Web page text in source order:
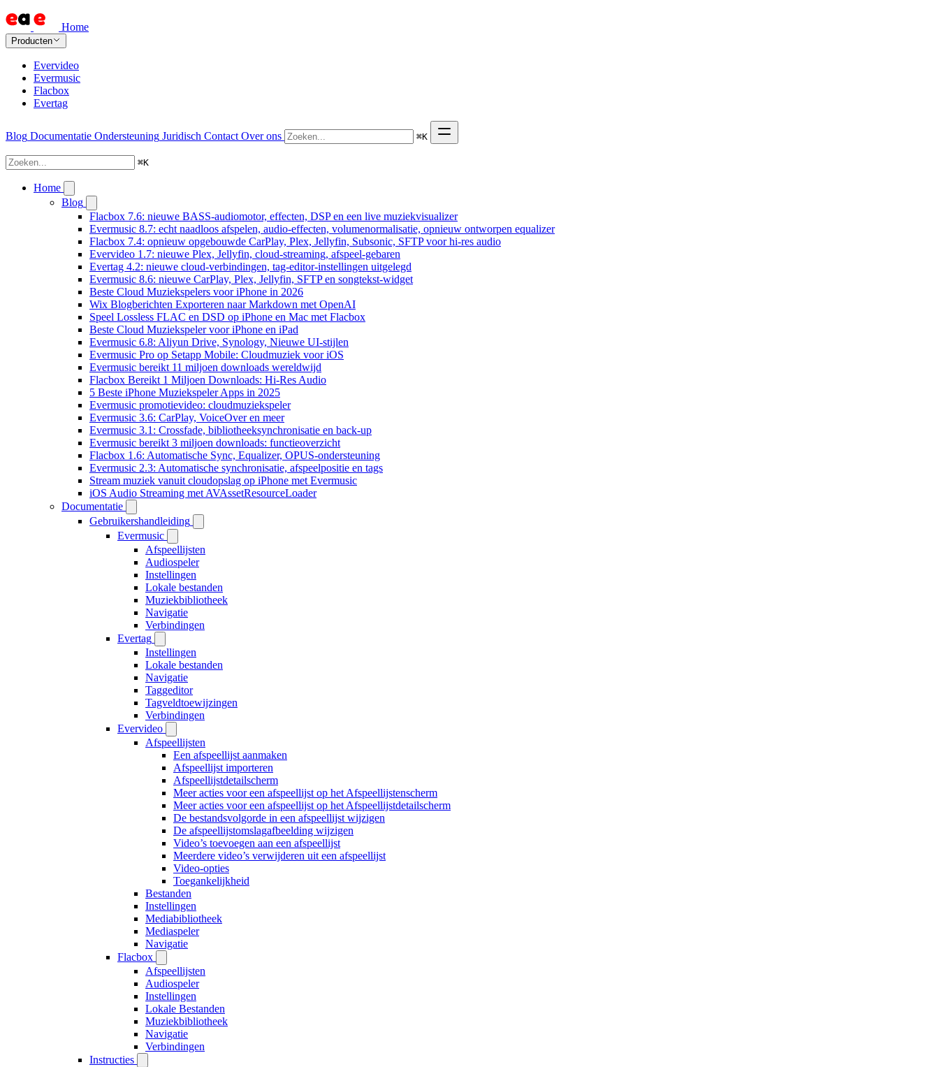
Home
Producten
Evervideo
Evermusic
Flacbox
Evertag
Blog Documentatie Ondersteuning Juridisch Contact Over ons ⌘K
⌘K
Home
Blog
Flacbox 7.6: nieuwe BASS-audiomotor, effecten, DSP en een live muziekvisualizer
Evermusic 8.7: echt naadloos afspelen, audio-effecten, volumenormalisatie, opnieuw ontworpen equalizer
Flacbox 7.4: opnieuw opgebouwde CarPlay, Plex, Jellyfin, Subsonic, SFTP voor hi-res audio
Evervideo 1.7: nieuwe Plex, Jellyfin, cloud-streaming, afspeel-gebaren
Evertag 4.2: nieuwe cloud-verbindingen, tag-editor-instellingen uitgelegd
Evermusic 8.6: nieuwe CarPlay, Plex, Jellyfin, SFTP en songtekst-widget
Beste Cloud Muziekspelers voor iPhone in 2026
Wix Blogberichten Exporteren naar Markdown met OpenAI
Speel Lossless FLAC en DSD op iPhone en Mac met Flacbox
Beste Cloud Muziekspeler voor iPhone en iPad
Evermusic 6.8: Aliyun Drive, Synology, Nieuwe UI-stijlen
Evermusic Pro op Setapp Mobile: Cloudmuziek voor iOS
Evermusic bereikt 11 miljoen downloads wereldwijd
Flacbox Bereikt 1 Miljoen Downloads: Hi-Res Audio
5 Beste iPhone Muziekspeler Apps in 2025
Evermusic promotievideo: cloudmuziekspeler
Evermusic 3.6: CarPlay, VoiceOver en meer
Evermusic 3.1: Crossfade, bibliotheeksynchronisatie en back-up
Evermusic bereikt 3 miljoen downloads: functieoverzicht
Flacbox 1.6: Automatische Sync, Equalizer, OPUS-ondersteuning
Evermusic 2.3: Automatische synchronisatie, afspeelpositie en tags
Stream muziek vanuit cloudopslag op iPhone met Evermusic
iOS Audio Streaming met AVAssetResourceLoader
Documentatie
Gebruikershandleiding
Evermusic
Afspeellijsten
Audiospeler
Instellingen
Lokale bestanden
Muziekbibliotheek
Navigatie
Verbindingen
Evertag
Instellingen
Lokale bestanden
Navigatie
Taggeditor
Tagveldtoewijzingen
Verbindingen
Evervideo
Afspeellijsten
Een afspeellijst aanmaken
Afspeellijst importeren
Afspeellijstdetailscherm
Meer acties voor een afspeellijst op het Afspeellijstenscherm
Meer acties voor een afspeellijst op het Afspeellijstdetailscherm
De bestandsvolgorde in een afspeellijst wijzigen
De afspeellijstomslagafbeelding wijzigen
Video’s toevoegen aan een afspeellijst
Meerdere video’s verwijderen uit een afspeellijst
Video-opties
Toegankelijkheid
Bestanden
Instellingen
Mediabibliotheek
Mediaspeler
Navigatie
Flacbox
Afspeellijsten
Audiospeler
Instellingen
Lokale Bestanden
Muziekbibliotheek
Navigatie
Verbindingen
Instructies